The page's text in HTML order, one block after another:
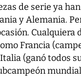
de serie ya
y Alemania.
Cualquiera
Francia
(ganó todos